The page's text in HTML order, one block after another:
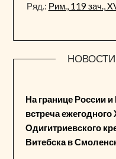
Ряд.: Рим., 119 зач.,
На границе России
встреча
Одигитриевского
Витебска в